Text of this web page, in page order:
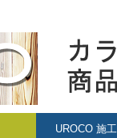
UROCO 施